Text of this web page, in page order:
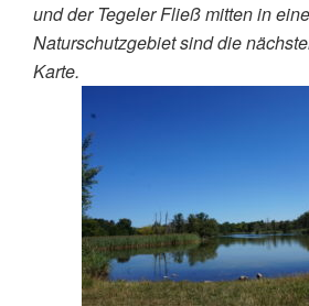
und der Tegeler Fließ mitten in
Naturschutzgebiet sind die
Karte.